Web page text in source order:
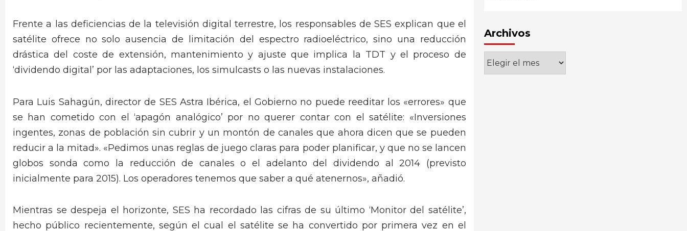
Frente a las deficiencias de la televisión digital terrestre, los responsables de SES explican que el
satélite ofrece no solo ausencia de limitación del espectro radioeléctrico, sino una reducción
drástica del coste de extensión, mantenimiento y ajuste que implica la TDT y el proceso de
‘dividendo digital’ por las adaptaciones, los simulcasts o las nuevas instalaciones.
Para Luis Sahagún, director de SES Astra Ibérica, el Gobierno no puede reeditar los «errores» que
se han cometido con el ‘apagón analógico’ por no querer contar con el satélite: «Inversiones
ingentes, zonas de población sin cubrir y un montón de canales que ahora dicen que se pueden
reducir a la mitad». «Pedimos unas reglas de juego claras para poder planificar, y que no se lancen
globos sonda como la reducción de canales o el adelanto del dividendo al 2014 (previsto
inicialmente para 2015). Los operadores tenemos que saber a qué atenernos», añadió.
Mientras se despeja el horizonte, SES ha recordado las cifras de su último ‘Monitor del satélite’,
hecho público recientemente, según el cual el satélite se ha convertido por primera vez en el
Archivos
Archivos